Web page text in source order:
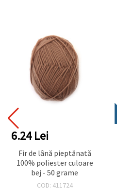
6.24 Lei
Fir de lână pieptănată
100% poliester culoare
bej - 50 grame
COD: 411724